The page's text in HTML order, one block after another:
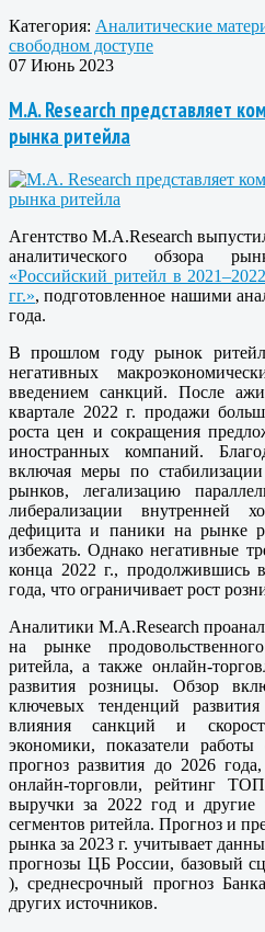
Категория: Аналитические
свободном доступе
07 Июнь 2023
M.A. Research представляет
рынка ритейла
Агентство M.A.Research
аналитического обзора
«Российский ритейл в
гг.», подготовленное нашими
года.
В прошлом году рынок
негативных
введением санкций. После
квартале 2022 г. продажи
роста цен и сокращения
иностранных компаний.
включая меры по
рынков, легализацию
либерализации внутренней
дефицита и паники на рынке
избежать. Однако негативные
конца 2022 г., продолжившись
года, что ограничивает рост
Аналитики M.A.Research
на рынке
ритейла, а также онлайн-
развития розницы. Обзор
ключевых тенденций
влияния санкций и
экономики, показатели
прогноз развития до 2026
онлайн-торговли, рейтинг
выручки за 2022 год и другие
сегментов ритейла. Прогноз и
рынка за 2023 г. учитывает
прогнозы ЦБ России, базовый
), среднесрочный прогноз
других источников.